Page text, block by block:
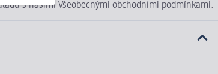
s našimi Všeobecnými obchodními podmínkami.